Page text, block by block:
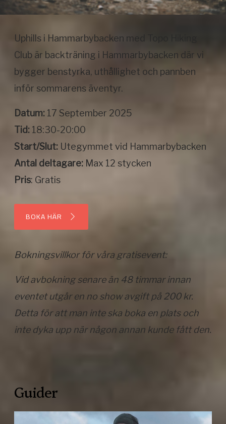
Uphills i Hammarbybacken med Topo Hiking
Club är backträning i Hammarbybacken där vi
bygger benstyrka, uthållighet och pannben
inför sommarens äventyr.
Datum: 17 September 2025
Tid: 18:30-20:00
Start/Slut: Utegymmet vid Hammarbybacken
Antal deltagare: Max 12 stycken
Pris: Gratis
BOKA HÄR
BOKA HÄR
Bokningsvillkor för våra gratisevent:
Vid avbokning senare än 48 timmar innan
eventet utgår en no show avgift på 200 kr.
Detta för att man inte ska boka en plats och
inte dyka upp när någon annan kunde fått den.
Guider